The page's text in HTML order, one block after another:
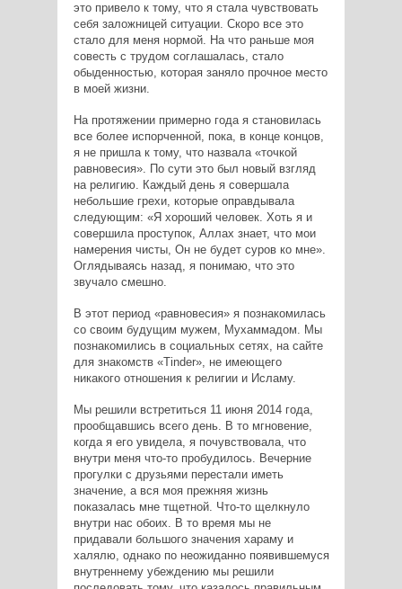
это привело к тому, что я стала чувствовать
себя заложницей ситуации. Скоро все это
стало для меня нормой. На что раньше моя
совесть с трудом соглашалась, стало
обыденностью, которая заняло прочное место
в моей жизни.
На протяжении примерно года я становилась
все более испорченной, пока, в конце концов,
я не пришла к тому, что назвала «точкой
равновесия». По сути это был новый взгляд
на религию. Каждый день я совершала
небольшие грехи, которые оправдывала
следующим: «Я хороший человек. Хоть я и
совершила проступок, Аллах знает, что мои
намерения чисты, Он не будет суров ко мне».
Оглядываясь назад, я понимаю, что это
звучало смешно.
В этот период «равновесия» я познакомилась
со своим будущим мужем, Мухаммадом. Мы
познакомились в социальных сетях, на сайте
для знакомств «Tinder», не имеющего
никакого отношения к религии и Исламу.
Мы решили встретиться 11 июня 2014 года,
прообщавшись всего день. В то мгновение,
когда я его увидела, я почувствовала, что
внутри меня что-то пробудилось. Вечерние
прогулки с друзьями перестали иметь
значение, а вся моя прежняя жизнь
показалась мне тщетной. Что-то щелкнуло
внутри нас обоих. В то время мы не
придавали большого значения хараму и
халялю, однако по неожиданно появившемуся
внутреннему убеждению мы решили